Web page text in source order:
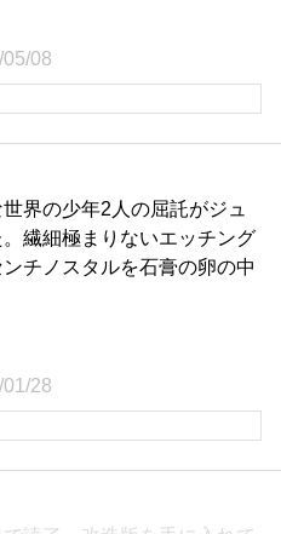
08
界の少年2人の屈託がジュ
繊細極まりないエッチング
チノスタルを石膏の卵の中
28